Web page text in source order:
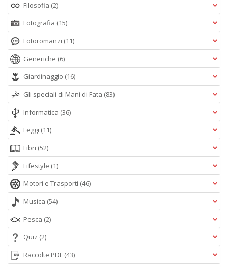
Filosofia (2)
Fotografia (15)
Fotoromanzi (11)
Generiche (6)
Giardinaggio (16)
Gli speciali di Mani di Fata (83)
Informatica (36)
Leggi (11)
Libri (52)
Lifestyle (1)
Motori e Trasporti (46)
Musica (54)
Pesca (2)
Quiz (2)
Raccolte PDF (43)